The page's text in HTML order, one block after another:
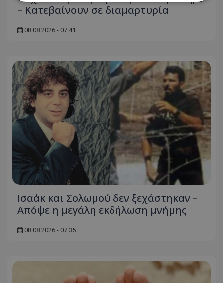
– Κατεβαίνουν σε διαμαρτυρία
08.08.2026 - 07:41
Ισαάκ και Σολωμού δεν ξεχάστηκαν –
Απόψε η μεγάλη εκδήλωση μνήμης
08.08.2026 - 07:35
Τα απολύτως απαραίτητα cookies επιτρέπουν
βασικές λειτουργίες του ιστότοπου, όπως τη
σύνδεση χρήστη και τη διαχείριση λογαριασμού.
Ο ιστότοπος δεν μπορεί να χρησιμοποιηθεί σωστά
χωρίς τα απολύτως απαραίτητα cookies.
Ονοματεπώνυμο
Προμηθευτής/ Πεδίο
usprivacy
.lifenewscy.tothemaonline.com